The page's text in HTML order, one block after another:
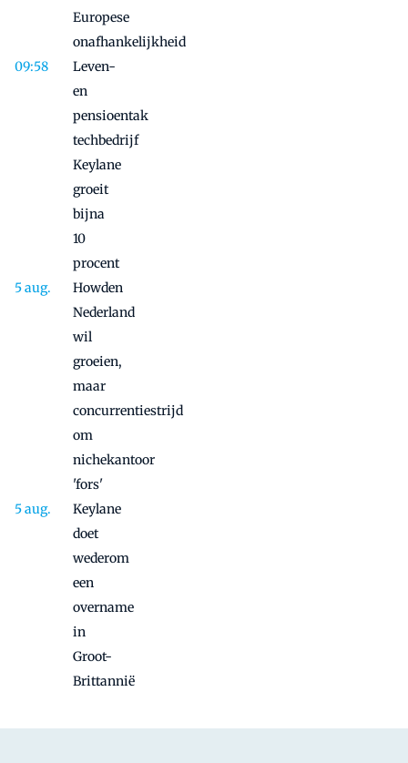
Europese
onafhankelijkheid
Leven-
en
pensioentak
techbedrijf
Keylane
groeit
bijna
10
procent
Howden
Nederland
wil
groeien,
maar
concurrentiestrijd
om
nichekantoor
'fors'
Keylane
doet
wederom
een
overname
in
Groot-
Brittannië